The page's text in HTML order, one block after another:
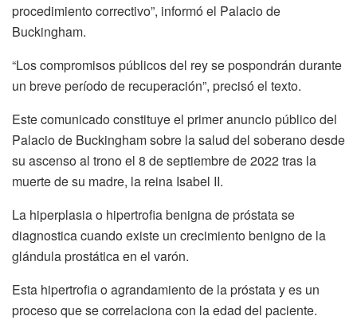
procedimiento correctivo”, informó el Palacio de
Buckingham.
“Los compromisos públicos del rey se pospondrán durante
un breve período de recuperación”, precisó el texto.
Este comunicado constituye el primer anuncio público del
Palacio de Buckingham sobre la salud del soberano desde
su ascenso al trono el 8 de septiembre de 2022 tras la
muerte de su madre, la reina Isabel II.
La hiperplasia o hipertrofia benigna de próstata se
diagnostica cuando existe un crecimiento benigno de la
glándula prostática en el varón.
Esta hipertrofia o agrandamiento de la próstata y es un
proceso que se correlaciona con la edad del paciente.